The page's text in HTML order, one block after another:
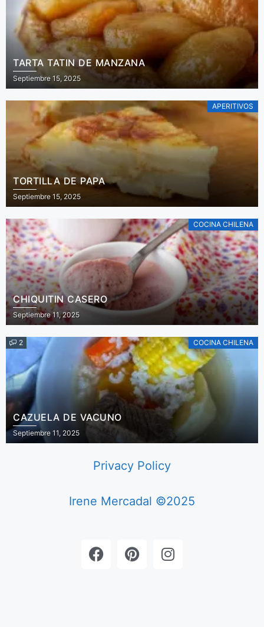
TARTA TATIN DE MANZANA
Septiembre 15, 2025
APERITIVOS
TORTILLA DE PAPA
Septiembre 15, 2025
COCINA CHILENA
CHIQUITIN CASERO
Septiembre 11, 2025
2 COCINA CHILENA
CAZUELA DE VACUNO
Septiembre 11, 2025
Privacy Policy
Irene Mercadal ©2025